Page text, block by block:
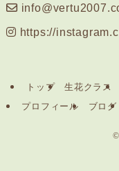
https://
トップ 生花クラス
プロフィール
ブログ
©